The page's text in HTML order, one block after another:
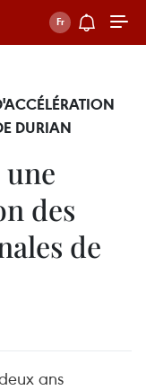
DURIAN
des
de
ans